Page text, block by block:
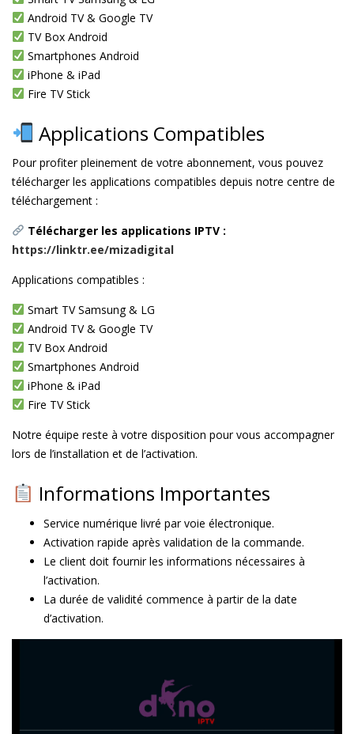
Android TV & Google TV
TV Box Android
Smartphones Android
iPhone & iPad
Fire TV Stick
Applications Compatibles
Pour profiter pleinement de votre abonnement, vous pouvez
télécharger les applications compatibles depuis notre centre de
téléchargement :
Télécharger les applications IPTV :
https://linktr.ee/mizadigital
Applications compatibles :
Smart TV Samsung & LG
Android TV & Google TV
TV Box Android
Smartphones Android
iPhone & iPad
Fire TV Stick
Notre équipe reste à votre disposition pour vous accompagner
lors de l’installation et de l’activation.
Informations Importantes
Service numérique livré par voie électronique.
Activation rapide après validation de la commande.
Le client doit fournir les informations nécessaires à
l’activation.
La durée de validité commence à partir de la date
d’activation.